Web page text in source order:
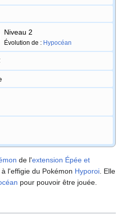
Niveau 2
Évolution de : Hypocéan
de l'extension Épée et
, à l'effigie du Pokémon Hyporoi . Elle
pour pouvoir être jouée.